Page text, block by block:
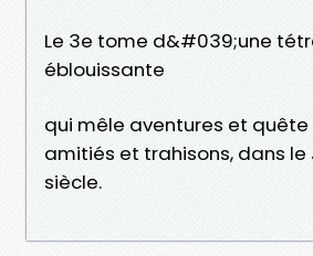
Le 3e tome d&#039;une
éblouissante
qui mêle aventures et
amitiés et trahisons, dans le
siècle.